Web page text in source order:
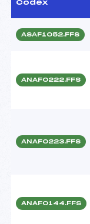
Codex
ASAF1052.FFS
ANAF0222.FFS
ANAF0223.FFS
ANAF0144.FFS